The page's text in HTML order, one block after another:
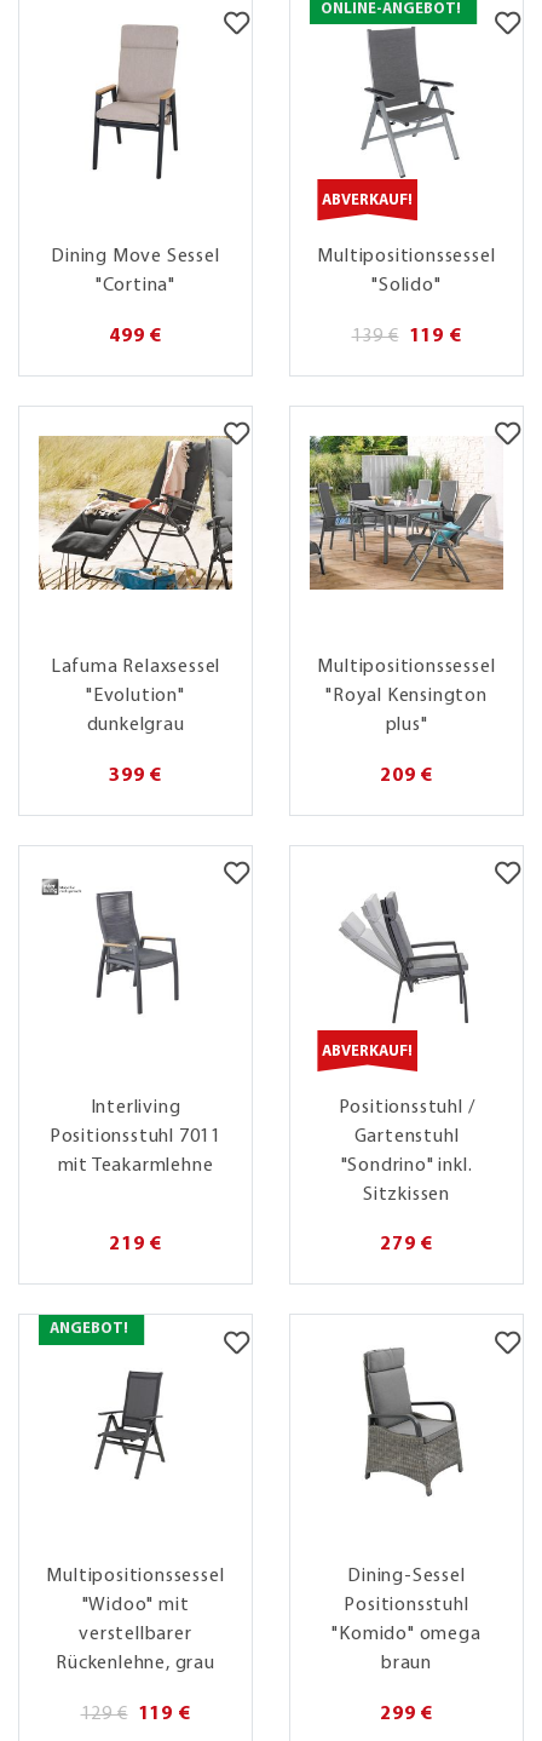
Dining Move Sessel
"Cortina"
499 €
ONLINE-ANGEBOT!
ABVERKAUF!
Multipositionssessel
"Solido"
139 € 119 €
Lafuma Relaxsessel
"Evolution"
dunkelgrau
399 €
Multipositionssessel
"Royal Kensington
plus"
209 €
Interliving
Positionsstuhl 7011
mit Teakarmlehne
219 €
ABVERKAUF!
Positionsstuhl /
Gartenstuhl
"Sondrino" inkl.
Sitzkissen
279 €
ANGEBOT!
Multipositionssessel
"Widoo" mit
verstellbarer
Rückenlehne, grau
129 € 119 €
Dining-Sessel
Positionsstuhl
"Komido" omega
braun
299 €